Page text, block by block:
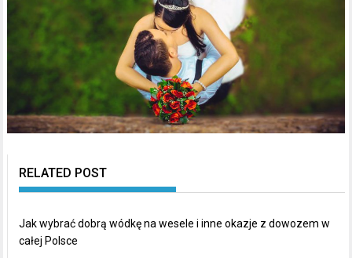
RELATED POST
Jak wybrać dobrą wódkę na wesele i inne okazje z dowozem w
całej Polsce